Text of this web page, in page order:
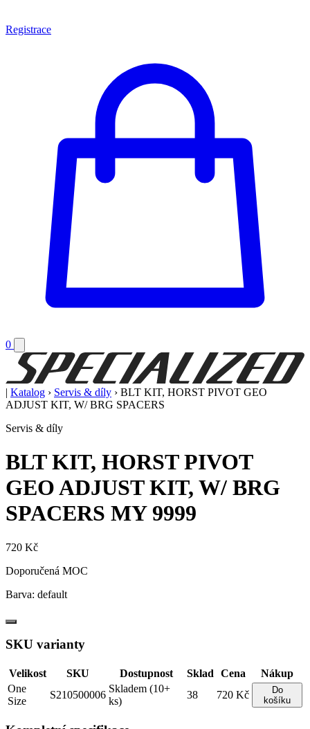
Registrace
0
| Katalog › Servis & díly › BLT KIT, HORST PIVOT GEO
ADJUST KIT, W/ BRG SPACERS
Servis & díly
BLT KIT, HORST PIVOT
GEO ADJUST KIT, W/ BRG
SPACERS MY 9999
720 Kč
Doporučená MOC
Barva: default
SKU varianty
Velikost SKU Dostupnost Sklad Cena
Nákup
One
Size
S210500006
Skladem (10+
ks)
38 720 Kč
Do
košíku